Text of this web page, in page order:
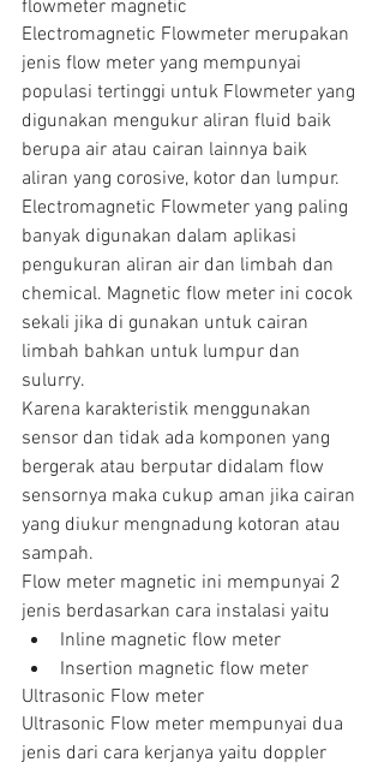
flowmeter magnetic
Electromagnetic Flowmeter merupakan
jenis flow meter yang mempunyai
populasi tertinggi untuk Flowmeter yang
digunakan mengukur aliran fluid baik
berupa air atau cairan lainnya baik
aliran yang corosive, kotor dan lumpur.
Electromagnetic Flowmeter yang paling
banyak digunakan dalam aplikasi
pengukuran aliran air dan limbah dan
chemical. Magnetic flow meter ini cocok
sekali jika di gunakan untuk cairan
limbah bahkan untuk lumpur dan
sulurry.
Karena karakteristik menggunakan
sensor dan tidak ada komponen yang
bergerak atau berputar didalam flow
sensornya maka cukup aman jika cairan
yang diukur mengnadung kotoran atau
sampah.
Flow meter magnetic ini mempunyai 2
jenis berdasarkan cara instalasi yaitu
Inline magnetic flow meter
Insertion magnetic flow meter
Ultrasonic Flow meter
Ultrasonic Flow meter mempunyai dua
jenis dari cara kerjanya yaitu doppler